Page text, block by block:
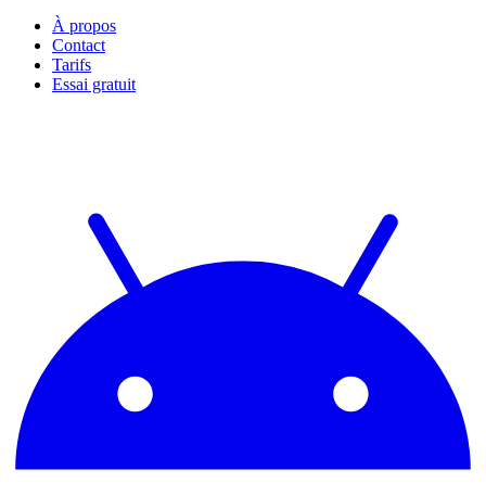
À propos
Contact
Tarifs
Essai gratuit